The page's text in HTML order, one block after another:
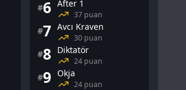
#6 After 1
37 puan
#7 Avcı Kraven
30 puan
#8 Diktatör
24 puan
#9 Okja
24 puan